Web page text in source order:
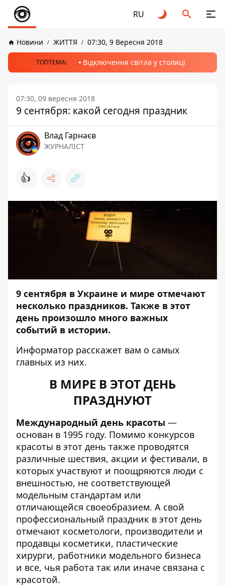
RU
Новини ЖИТТЯ 07:30, 9 Вересня 2018
ТОПТЕМА: Відключення світла у столиці
07:30, 09 вересня 2018
9 сентября: какой сегодня праздник
Влад Гарнаєв
ЖУРНАЛІСТ
👍
9 сентября в Украине и мире отмечают
несколько праздников. Также в этот
день произошло много важных
событий в истории.
Информатор расскажет вам о самых
главных из них.
В МИРЕ В ЭТОТ ДЕНЬ
ПРАЗДНУЮТ
Международный день красоты —
основан в 1995 году. Помимо конкурсов
красоты в этот день также проводятся
различные шествия, акции и фестивали, в
которых участвуют и поощряются люди с
внешностью, не соответствующей
модельным стандартам или
отличающейся своеобразием. А свой
профессиональный праздник в этот день
отмечают косметологи, производители и
продавцы косметики, пластические
хирурги, работники модельного бизнеса
и все, чья работа так или иначе связана с
красотой.